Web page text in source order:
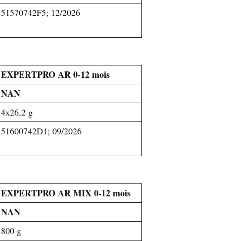
51570742F5; 12/2026
EXPERTPRO AR 0-12 mois
NAN
4x26,2 g
51600742D1; 09/2026
EXPERTPRO AR MIX 0-12 mois
NAN
800 g